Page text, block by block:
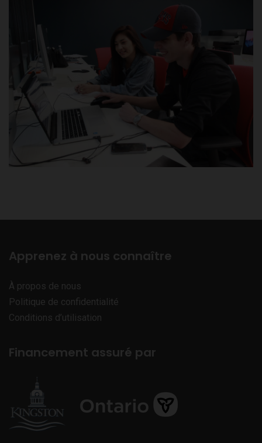
Apprenez à nous connaître
À propos de nous
Politique de confidentialité
Conditions d’utilisation
Financement assuré par